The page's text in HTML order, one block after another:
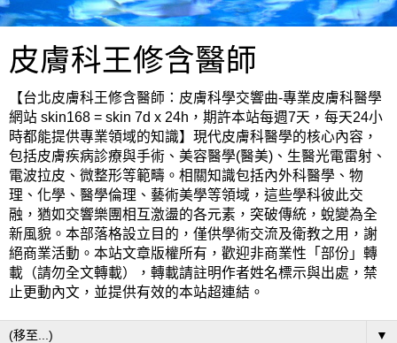
皮膚科王修含醫師
【台北皮膚科王修含醫師：皮膚科學交響曲-專業皮膚科醫學
網站 skin168 = skin 7d x 24h，期許本站每週7天，每天24小
時都能提供專業領域的知識】現代皮膚科醫學的核心內容，
包括皮膚疾病診療與手術、美容醫學(醫美)、生醫光電雷射、
電波拉皮、微整形等範疇。相關知識包括內外科醫學、物
理、化學、醫學倫理、藝術美學等領域，這些學科彼此交
融，猶如交響樂團相互激盪的各元素，突破傳統，蛻變為全
新風貌。本部落格設立目的，僅供學術交流及衛教之用，謝
絕商業活動。本站文章版權所有，歡迎非商業性「部份」轉
載（請勿全文轉載），轉載請註明作者姓名標示與出處，禁
止更動內文，並提供有效的本站超連結。
▼